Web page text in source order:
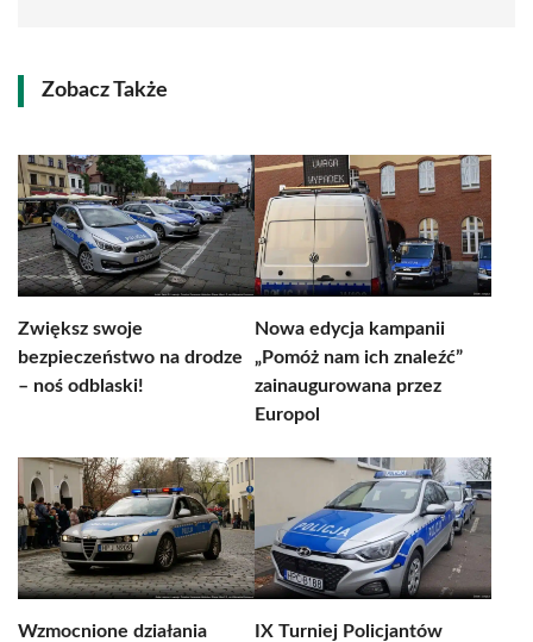
Zobacz Także
Zwiększ swoje
bezpieczeństwo na drodze
– noś odblaski!
Nowa edycja kampanii
„Pomóż nam ich znaleźć”
zainaugurowana przez
Europol
Wzmocnione działania
IX Turniej Policjantów